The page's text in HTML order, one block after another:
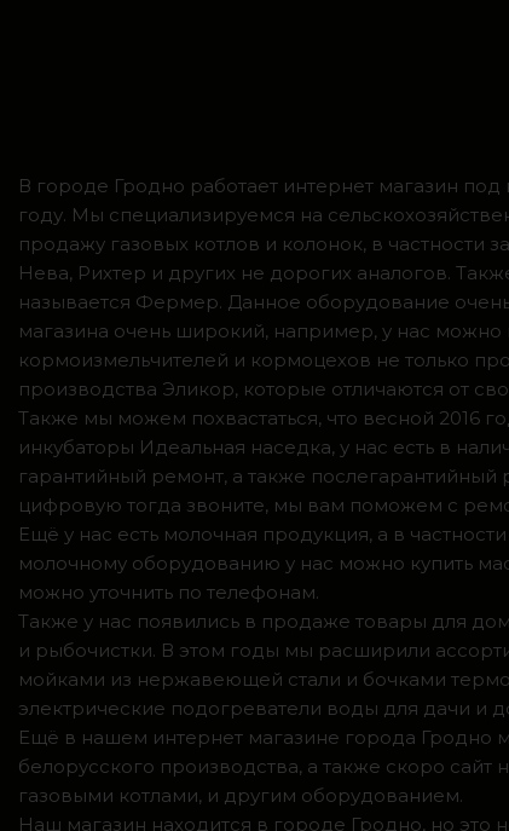
В городе Гродно работает интернет магазин
году. Мы специализируемся на
продажу газовых котлов и колонок, в частности
Нева, Рихтер и других не дорогих аналогов.
называется Фермер. Данное оборудование
магазина очень широкий, например, у нас можно
кормоизмельчителей и кормоцехов не только
производства Эликор, которые отличаются от
Также мы можем похвастаться, что весной 2016
инкубаторы Идеальная наседка, у нас есть в
гарантийный ремонт, а также
цифровую тогда звоните, мы вам поможем с
Ещё у нас есть молочная продукция, а в
молочному оборудованию у нас можно купить
можно уточнить по телефонам.
Также у нас появились в продаже товары для
и рыбочистки. В этом годы мы расширили
мойками из нержавеющей стали и бочками
электрические подогреватели воды для дачи и
Ещё в нашем интернет магазине города Гродно
белорусского производства, а также скоро
газовыми котлами, и другим оборудованием.
Наш магазин находится в городе Гродно, но это